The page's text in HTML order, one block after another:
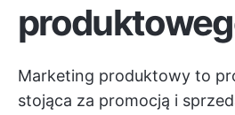
Marketing produktowy to
stojąca za promocją i